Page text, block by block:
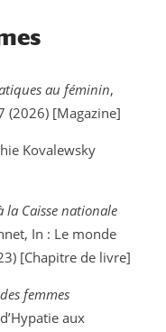
au féminin,
(2026) [Magazine]
Kovalewsky
la Caisse nationale
In : Le monde
[Chapitre de livre]
femmes
aux